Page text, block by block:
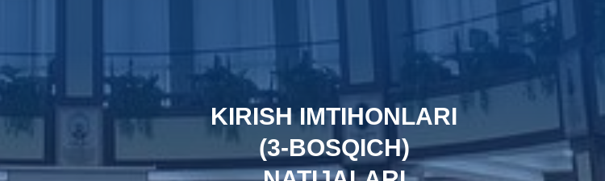
KIRISH IMTIHONLARI
(3-BOSQICH)